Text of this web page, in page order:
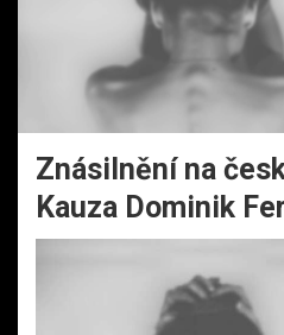
Znásilnění na
Kauza Dominik